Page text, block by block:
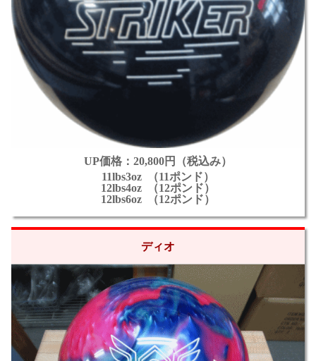
UP価格：20,800円（税込み）
11lbs3oz （11ポンド）
12lbs4oz （12ポンド）
12lbs6oz （12ポンド）
ディオ